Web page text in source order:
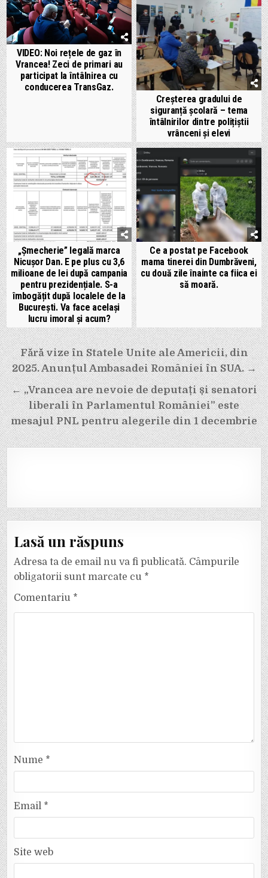
VIDEO: Noi rețele de gaz în
Vrancea! Zeci de primari au
participat la întâlnirea cu
conducerea TransGaz.
Creșterea gradului de
siguranță școlară – tema
întâlnirilor dintre polițiștii
vrânceni și elevi
„Șmecherie” legală marca
Nicușor Dan. E pe plus cu 3,6
milioane de lei după campania
pentru prezidențiale. S-a
îmbogățit după localele de la
București. Va face același
lucru imoral și acum?
Ce a postat pe Facebook
mama tinerei din Dumbrăveni,
cu două zile înainte ca fiica ei
să moară.
Navigare
în
articole
Fără vize în Statele Unite ale Americii, din
2025. Anunțul Ambasadei României în SUA. →
← „Vrancea are nevoie de deputați și senatori
liberali în Parlamentul României” este
mesajul PNL pentru alegerile din 1 decembrie
Lasă un răspuns
Adresa ta de email nu va fi publicată. Câmpurile
obligatorii sunt marcate cu *
Comentariu *
Nume *
Email *
Site web